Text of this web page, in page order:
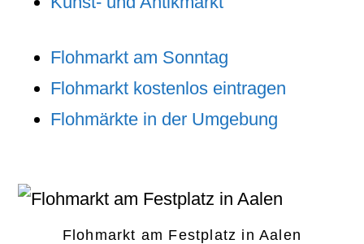
Flohmarkt am Sonntag
Flohmarkt kostenlos eintragen
Flohmärkte in der Umgebung
Flohmarkt am Festplatz in Aalen